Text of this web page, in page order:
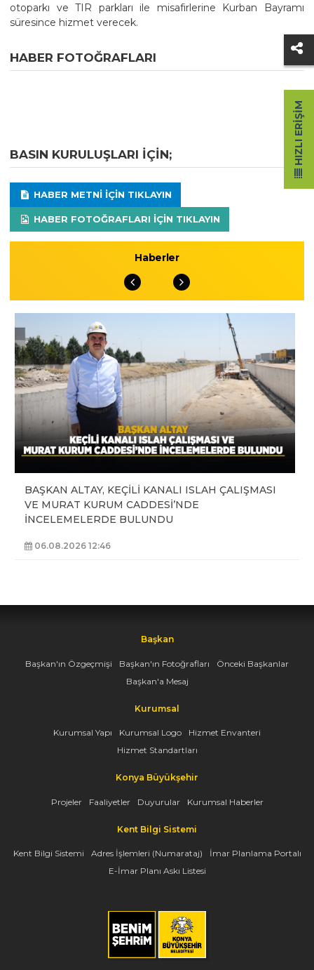
otoparkı ve TIR parkları ile misafirlerine Kurban Bayramı
süresince hizmet verecek.
HABER FOTOĞRAFLARI
BASIN KURULUŞLARI IÇIN;
HABER METNI IÇIN TIKLAYIN
HABER FOTOĞRAFLARI IÇIN TIKLAYIN
Haberler
BAŞKAN ALTAY, KEÇİLİ KANALI ISLAH ÇALIŞMASI
VE MURAT KURUM CADDESİ’NDE
İNCELEMELERDE BULUNDU
06.08.2026 12:46
Başkan
Başkan'ın Özgeçmişi Başkan'ın Fotoğrafları
Önceki Başkanlar
Başkan'a Mesaj
Kurumsal
Kurumsal Yapı Kurumsal Logo
Hizmet Envanteri
Hizmet Standartları
Konya Büyükşehir
Projeler Faaliyetler Duyurular Kurumsal Haberler
Kent Bilgi Sistemi
Kent Bilgi Sistemi Adres İşlemleri (Numarataj)
İmar Planlama Portalı
E-İmar Planı Askı Listesi
HIZLI ERIŞIM